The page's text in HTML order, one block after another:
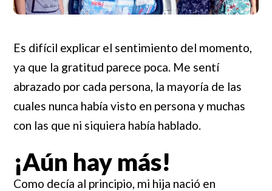
Es difícil explicar el sentimiento del momento,
ya que la gratitud parece poca. Me sentí
abrazado por cada persona, la mayoría de las
cuales nunca había visto en persona y muchas
con las que ni siquiera había hablado.
¡Aún hay más!
Como decía al principio, mi hija nació en